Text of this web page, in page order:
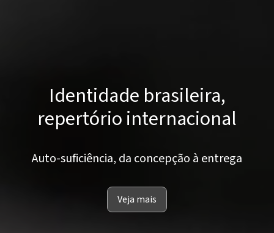
Identidade brasileira,
repertório internacional
Auto-suficiência, da concepção à entrega
Veja mais